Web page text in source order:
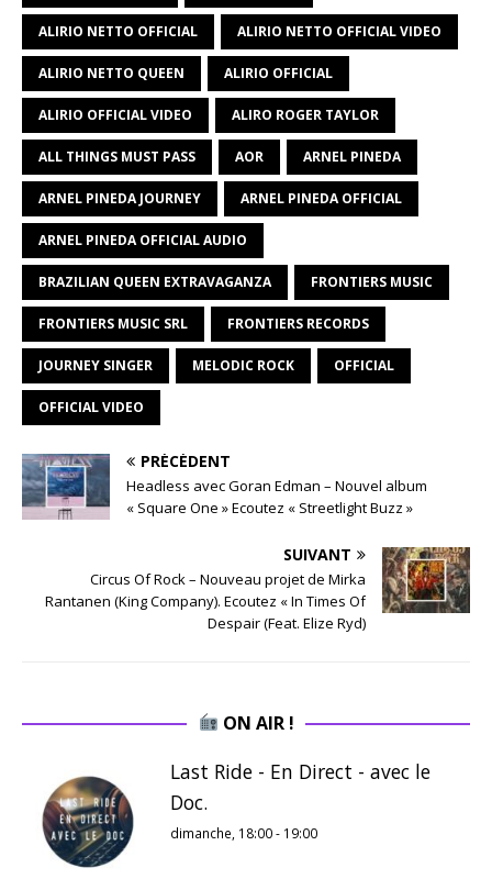
ALIRIO NETTO OFFICIAL ALIRIO NETTO OFFICIAL VIDEO
ALIRIO NETTO QUEEN ALIRIO OFFICIAL
ALIRIO OFFICIAL VIDEO ALIRO ROGER TAYLOR
ALL THINGS MUST PASS AOR ARNEL PINEDA
ARNEL PINEDA JOURNEY ARNEL PINEDA OFFICIAL
ARNEL PINEDA OFFICIAL AUDIO
BRAZILIAN QUEEN EXTRAVAGANZA FRONTIERS MUSIC
FRONTIERS MUSIC SRL FRONTIERS RECORDS
JOURNEY SINGER MELODIC ROCK OFFICIAL
OFFICIAL VIDEO
PRÉCÉDENT
Headless avec Goran Edman – Nouvel album
« Square One » Ecoutez « Streetlight Buzz »
SUIVANT
Circus Of Rock – Nouveau projet de Mirka
Rantanen (King Company). Ecoutez « In Times Of
Despair (Feat. Elize Ryd)
ON AIR !
Last Ride - En Direct - avec le
Doc.
dimanche, 18:00- 19:00